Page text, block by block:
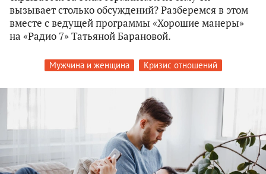
вызывает столько обсуждений? Разберемся в этом
вместе с ведущей программы «Хорошие манеры»
на «Радио 7» Татьяной Барановой.
Мужчина и женщина Кризис отношений